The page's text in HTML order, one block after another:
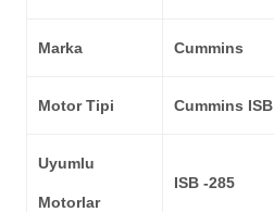
Marka Cummins
Motor Tipi Cummins ISB
Uyumlu
Motorlar
ISB -285